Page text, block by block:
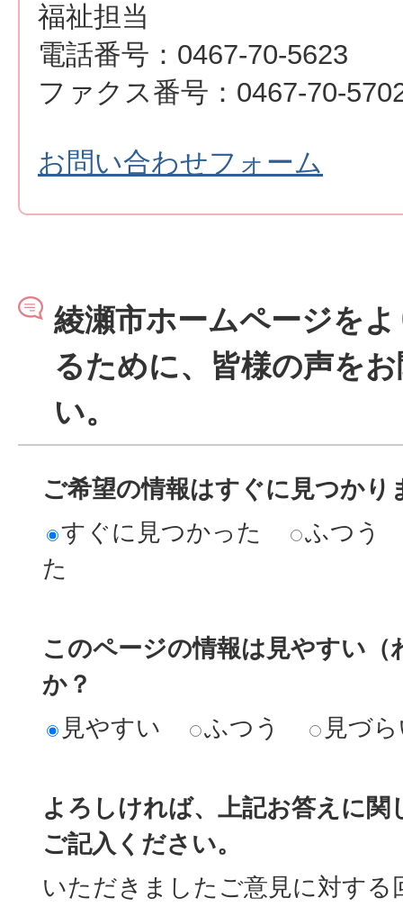
福祉担当
電話番号：0467-70-5623
ファクス番号：0467-70-
お問い合わせフォーム
綾瀬市ホームページを
るために、皆様の声を
い。
ご希望の情報はすぐに見つかり
すぐに見つかった
ふつう
た
このページの情報は見やすい
か？
見やすい
ふつう 見づ
よろしければ、上記お答えに関
ご記入ください。
いただきましたご意見に対する